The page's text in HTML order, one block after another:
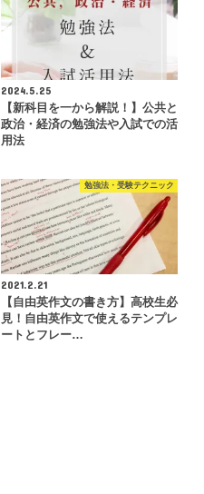
2024.5.25
【新科目を一から解説！】公共と
政治・経済の勉強法や入試での活
用法
勉強法・受験テクニック
2021.2.21
【自由英作文の書き方】高校生必
見！自由英作文で使えるテンプレ
ートとフレー…